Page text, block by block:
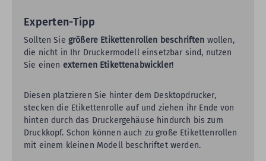
Experten-Tipp
Sollten Sie größere Etikettenrollen beschriften wollen,
die nicht in Ihr Druckermodell einsetzbar sind, nutzen
Sie einen externen Etikettenabwickler!
Diesen platzieren Sie hinter dem Desktopdrucker,
stecken die Etikettenrolle auf und ziehen ihr Ende von
hinten durch das Druckergehäuse hindurch bis zum
Druckkopf. Schon können auch zu große Etikettenrollen
mit einem kleinen Modell beschriftet werden.